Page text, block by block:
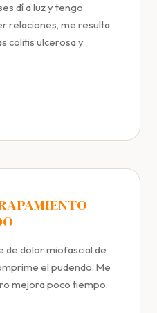
dí a luz y tengo
relaciones, me resulta
colitis ulcerosa y
de dolor miofascial de
el pudendo. Me
mejora poco tiempo.